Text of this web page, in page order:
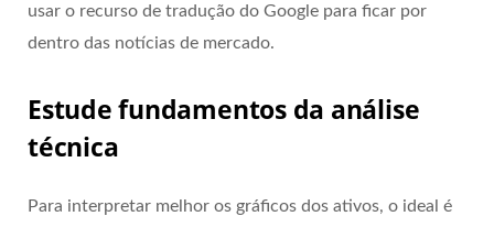
usar o recurso de tradução do Google para ficar por
dentro das notícias de mercado.
Estude fundamentos da análise
técnica
Para interpretar melhor os gráficos dos ativos, o ideal é